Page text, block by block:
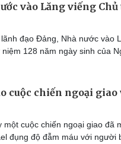
vào Lăng viếng Chủ
đạo Đảng, Nhà nước vào
128 năm ngày sinh của
cuộc chiến ngoại giao
cuộc chiến ngoại giao đã
đụng độ đẫm máu với người